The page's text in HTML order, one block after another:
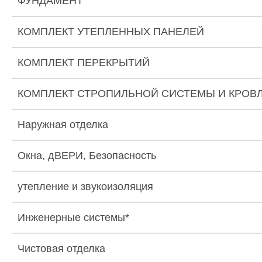
КОМПЛЕКТ УТЕПЛЕННЫХ ПАНЕЛЕЙ
КОМПЛЕКТ ПЕРЕКРЫТИЙ
КОМПЛЕКТ СТРОПИЛЬНОЙ СИСТЕМЫ И
Наружная отделка
Окна, дВЕРИ, Безопасность
утепление и звукоизоляция
Инженерные системы*
Чистовая отделка